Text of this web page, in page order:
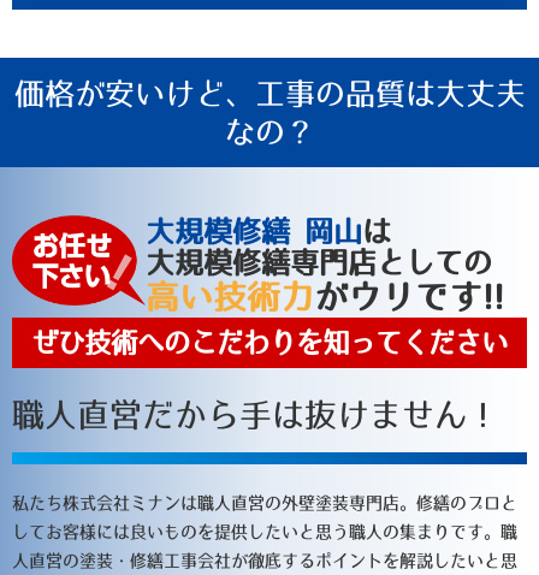
価格が安いけど、 工事の品質は大丈夫
なの？
大規模修繕 岡山は
大規模修繕専門店としての
高い技術力がウリです!!
ぜひ技術へのこだわりを知ってください
職人直営だから手は抜けません！
私たち株式会社ミナンは職人直営の外壁塗装専門店。修繕のプロと
してお客様には良いものを提供したいと思う職人の集まりです。職
人直営の塗装・修繕工事会社が徹底するポイントを解説したいと思